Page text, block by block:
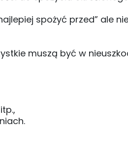
spożyć przed” ale
muszą być w